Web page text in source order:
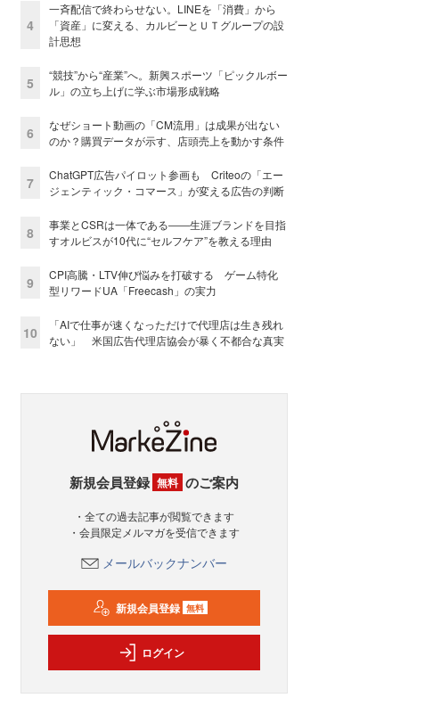
4
一斉配信で終わらせない。LINEを「消費」から
「資産」に変える、カルビーとＵＴグループの設
計思想
5
“競技”から“産業”へ。新興スポーツ「ピックルボー
ル」の立ち上げに学ぶ市場形成戦略
6
なぜショート動画の「CM流用」は成果が出ない
のか？購買データが示す、店頭売上を動かす条件
7
ChatGPT広告パイロット参画も Criteoの「エー
ジェンティック・コマース」が変える広告の判断
8
事業とCSRは一体である――生涯ブランドを目指
すオルビスが10代に“セルフケア”を教える理由
9
CPI高騰・LTV伸び悩みを打破する ゲーム特化
型リワードUA「Freecash」の実力
10
「AIで仕事が速くなっただけで代理店は生き残れ
ない」 米国広告代理店協会が暴く不都合な真実
新規会員登録 無料 のご案内
・全ての過去記事が閲覧できます
・会員限定メルマガを受信できます
メールバックナンバー
新規会員登録 無料
ログイン